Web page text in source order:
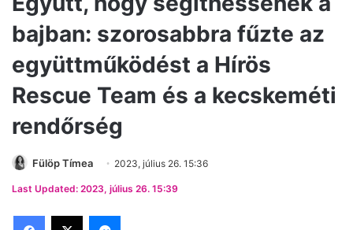
bajban: szorosabbra fűzte az
együttműködést a Hírös
Rescue Team és a kecskeméti
rendőrség
Fülöp Tímea 2023, július 26. 15:36
Last Updated: 2023, július 26. 15:39
Facebook
X Messenger